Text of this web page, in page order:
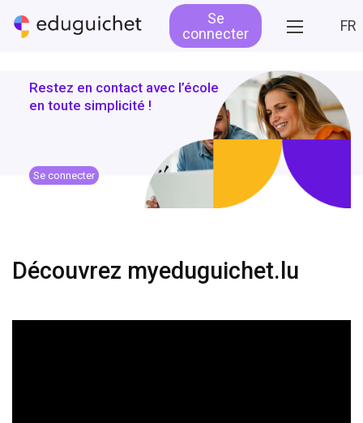
Se
connecter
FR
Restez en contact avec l’école
en toute simplicité !
Se connecter
Découvrez myeduguichet.lu